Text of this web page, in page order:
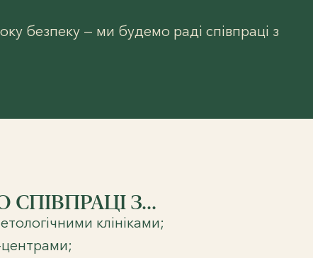
безпеку — ми будемо раді співпраці з
СПІВПРАЦІ З...
клініками;